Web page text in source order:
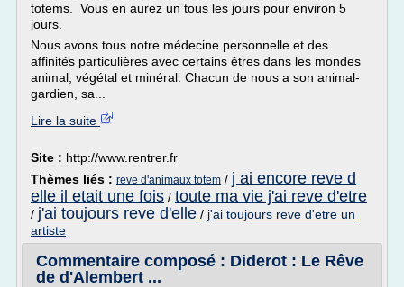
totems. Vous en aurez un tous les jours pour environ 5
jours.
Nous avons tous notre médecine personnelle et des
affinités particulières avec certains êtres dans les mondes
animal, végétal et minéral. Chacun de nous a son animal-
gardien, sa...
Lire la suite
Site : http://www.rentrer.fr
Thèmes liés : reve d'animaux totem / j ai encore reve d
elle il etait une fois / toute ma vie j'ai reve d'etre
/ j'ai toujours reve d'elle / j'ai toujours reve d'etre un
artiste
Commentaire composé : Diderot : Le Rêve
de d'Alembert ...